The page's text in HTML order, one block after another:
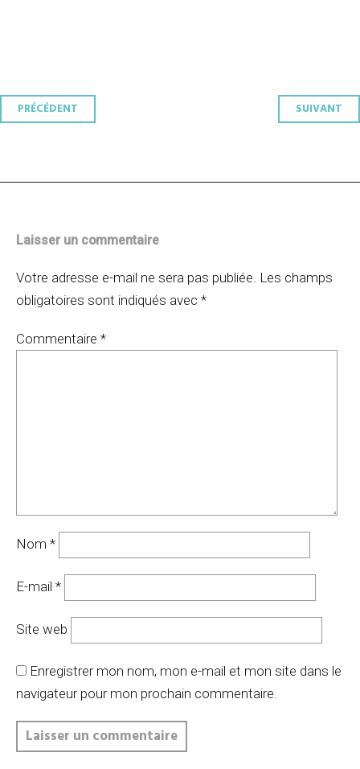
Navigation
PRÉCÉDENT SUIVANT
Laisser un commentaire
Votre adresse e-mail ne sera pas publiée. Les champs
obligatoires sont indiqués avec *
Commentaire *
Nom *
E-mail *
Site web
Enregistrer mon nom, mon e-mail et mon site dans le
navigateur pour mon prochain commentaire.